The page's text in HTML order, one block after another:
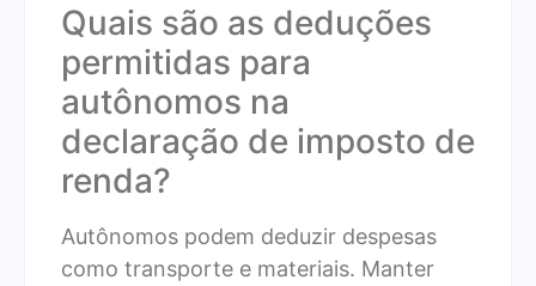
Quais são as deduções
permitidas para
autônomos na
declaração de imposto de
renda?
Autônomos podem deduzir despesas
como transporte e materiais. Manter